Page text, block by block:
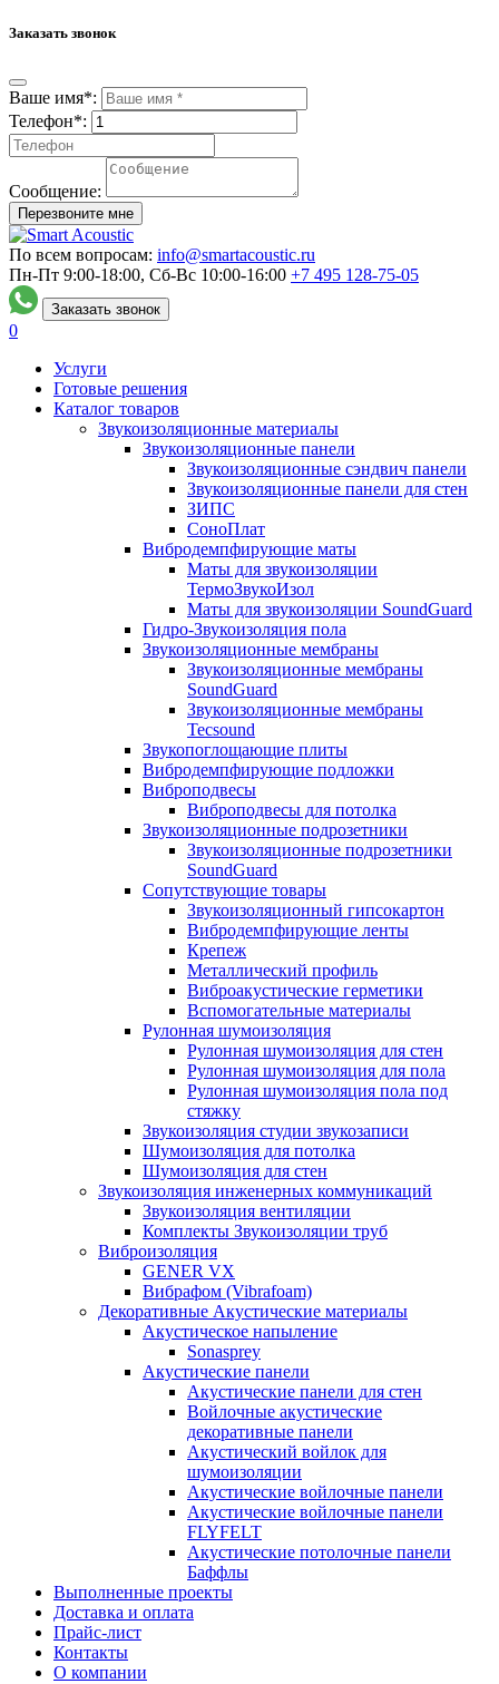
Заказать звонок
Ваше имя*:
Телефон*:
Сообщение:
Перезвоните мне
По всем вопросам: info@smartacoustic.ru
Пн-Пт 9:00-18:00, Сб-Вс 10:00-16:00 +7 495 128-75-05
Заказать звонок
0
Услуги
Готовые решения
Каталог товаров
Звукоизоляционные материалы
Звукоизоляционные панели
Звукоизоляционные сэндвич панели
Звукоизоляционные панели для стен
ЗИПС
СоноПлат
Вибродемпфирующие маты
Маты для звукоизоляции
ТермоЗвукоИзол
Маты для звукоизоляции SoundGuard
Гидро-Звукоизоляция пола
Звукоизоляционные мембраны
Звукоизоляционные мембраны
SoundGuard
Звукоизоляционные мембраны
Tecsound
Звукопоглощающие плиты
Вибродемпфирующие подложки
Виброподвесы
Виброподвесы для потолка
Звукоизоляционные подрозетники
Звукоизоляционные подрозетники
SoundGuard
Сопутствующие товары
Звукоизоляционный гипсокартон
Вибродемпфирующие ленты
Крепеж
Металлический профиль
Виброакустические герметики
Вспомогательные материалы
Рулонная шумоизоляция
Рулонная шумоизоляция для стен
Рулонная шумоизоляция для пола
Рулонная шумоизоляция пола под
стяжку
Звукоизоляция студии звукозаписи
Шумоизоляция для потолка
Шумоизоляция для стен
Звукоизоляция инженерных коммуникаций
Звукоизоляция вентиляции
Комплекты Звукоизоляции труб
Виброизоляция
GENER VX
Вибрафом (Vibrafoam)
Декоративные Акустические материалы
Акустическое напыление
Sonasprey
Акустические панели
Акустические панели для стен
Войлочные акустические
декоративные панели
Акустический войлок для
шумоизоляции
Акустические войлочные панели
Акустические войлочные панели
FLYFELT
Акустические потолочные панели
Баффлы
Выполненные проекты
Доставка и оплата
Прайс-лист
Контакты
О компании